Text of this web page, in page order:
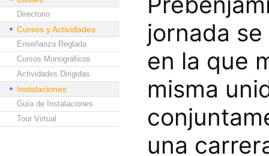
Directorio
Cursos y Actividades
Enseñanza Reglada
Cursos Monográficos
Actividades Dirigidas
Instalaciones
Guía de Instalaciones
Tour Virtual
jornada
en la que
misma
una